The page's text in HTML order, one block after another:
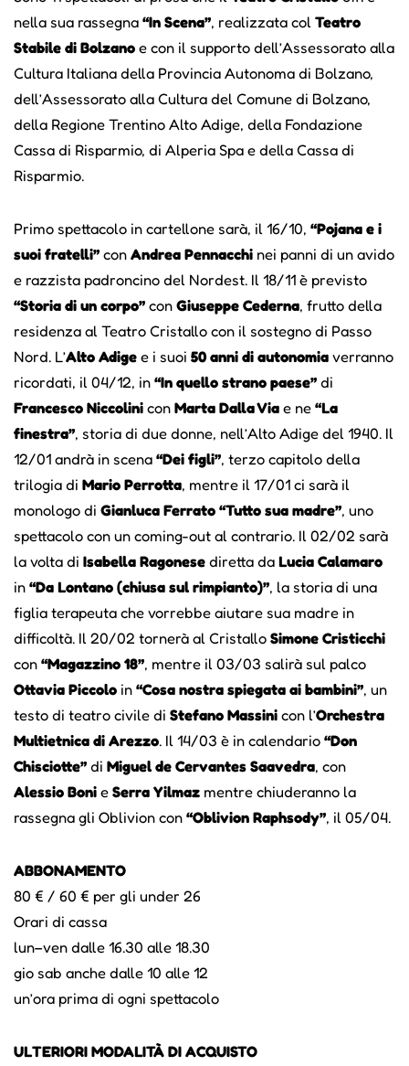
nella sua rassegna “In Scena”, realizzata col Teatro
Stabile di Bolzano e con il supporto dell’Assessorato alla
Cultura Italiana della Provincia Autonoma di Bolzano,
dell’Assessorato alla Cultura del Comune di Bolzano,
della Regione Trentino Alto Adige, della Fondazione
Cassa di Risparmio, di Alperia Spa e della Cassa di
Risparmio.
Primo spettacolo in cartellone sarà, il 16/10, “Pojana e i
suoi fratelli” con Andrea Pennacchi nei panni di un avido
e razzista padroncino del Nordest. Il 18/11 è previsto
“Storia di un corpo” con Giuseppe Cederna, frutto della
residenza al Teatro Cristallo con il sostegno di Passo
Nord. L’Alto Adige e i suoi 50 anni di autonomia verranno
ricordati, il 04/12, in “In quello strano paese” di
Francesco Niccolini con Marta Dalla Via e ne “La
finestra”, storia di due donne, nell’Alto Adige del 1940. Il
12/01 andrà in scena “Dei figli”, terzo capitolo della
trilogia di Mario Perrotta, mentre il 17/01 ci sarà il
monologo di Gianluca Ferrato “Tutto sua madre”, uno
spettacolo con un coming-out al contrario. Il 02/02 sarà
la volta di Isabella Ragonese diretta da Lucia Calamaro
in “Da Lontano (chiusa sul rimpianto)”, la storia di una
figlia terapeuta che vorrebbe aiutare sua madre in
difficoltà. Il 20/02 tornerà al Cristallo Simone Cristicchi
con “Magazzino 18”, mentre il 03/03 salirà sul palco
Ottavia Piccolo in “Cosa nostra spiegata ai bambini”, un
testo di teatro civile di Stefano Massini con l’Orchestra
Multietnica di Arezzo. Il 14/03 è in calendario “Don
Chisciotte” di Miguel de Cervantes Saavedra, con
Alessio Boni e Serra Yilmaz mentre chiuderanno la
rassegna gli Oblivion con “Oblivion Raphsody”, il 05/04.
ABBONAMENTO
80 € / 60 € per gli under 26
Orari di cassa
lun–ven dalle 16.30 alle 18.30
gio sab anche dalle 10 alle 12
un’ora prima di ogni spettacolo
ULTERIORI MODALITÀ DI ACQUISTO